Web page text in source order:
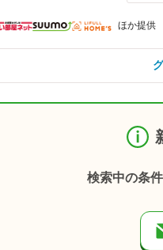
ほか提供
検索中の条